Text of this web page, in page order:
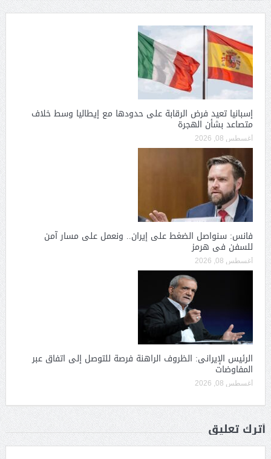
إسبانيا تعيد فرض الرقابة على حدودها مع إيطاليا وسط خلاف
متصاعد بشأن الهجرة
أغسطس 08, 2026
فانس: سنواصل الضغط على إيران.. ونعمل على مسار آمن
للسفن فى هرمز
أغسطس 08, 2026
الرئيس الإيرانى: الظروف الراهنة فرصة للتوصل إلى اتفاق عبر
المفاوضات
أغسطس 08, 2026
أترك تعليق